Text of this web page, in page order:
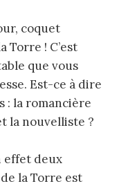
coquet
Torre ! C’est
que vous
Est-ce à dire
: la romancière
la nouvelliste ?
effet deux
la Torre est